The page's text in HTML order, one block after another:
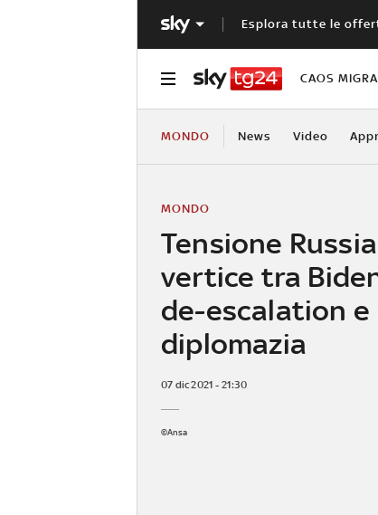
Esplora tutte le
CAOS
MONDO News Video
Tensione
vertice tra
de-escalation
diplomazia
MONDO
07 dic 2021 - 21:30
©Ansa